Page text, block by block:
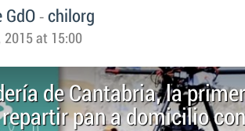
GdO - chilorg
2015 at 15:00
de Cantabria, la
pan a domicilio